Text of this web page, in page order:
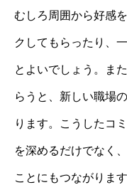
むしろ周囲から好感
クしてもらったり、
とよいでしょう。ま
らうと、新しい職場
ります。こうしたコ
を深めるだけでなく
ことにもつながります